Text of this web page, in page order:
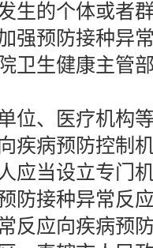
的个体或者群
预防接种异常
卫生健康主管
、医疗机构等
疾病预防控制
当设立专门机
防接种异常反
反应向疾病预